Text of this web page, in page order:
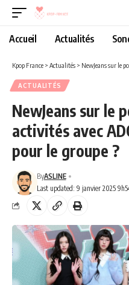
Accueil Actualités
Kpop France > Actualités > NewJeans sur le point
ACTUALITÉS
NewJeans sur le
activités avec
pour le groupe ?
Last updated: 9 janvier 2025
ByASLINE